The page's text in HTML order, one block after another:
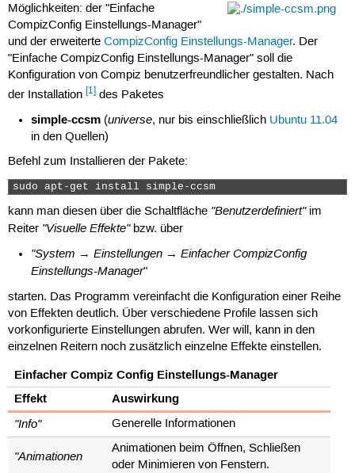
Möglichkeiten: der "Einfache
CompizConfig Einstellungs-Manager"
und der erweiterte CompizConfig Einstellungs-Manager. Der
"Einfache CompizConfig Einstellungs-Manager" soll die
Konfiguration von Compiz benutzerfreundlicher gestalten. Nach
der Installation [1]des Paketes
simple-ccsm (universe, nur bis einschließlich Ubuntu 11.04
in den Quellen)
Befehl zum Installieren der Pakete:
sudo apt-get install simple-ccsm
kann man diesen über die Schaltfläche "Benutzerdefiniert"im
Reiter "Visuelle Effekte"bzw. über
"System → Einstellungen → Einfacher CompizConfig
Einstellungs-Manager"
starten. Das Programm vereinfacht die Konfiguration einer Reihe
von Effekten deutlich. Über verschiedene Profile lassen sich
vorkonfigurierte Einstellungen abrufen. Wer will, kann in den
einzelnen Reitern noch zusätzlich einzelne Effekte einstellen.
Einfacher Compiz Config Einstellungs-Manager
Effekt
Auswirkung
"Info"
Generelle Informationen
"Animationen
Animationen beim Öffnen, Schließen
oder Minimieren von Fenstern.